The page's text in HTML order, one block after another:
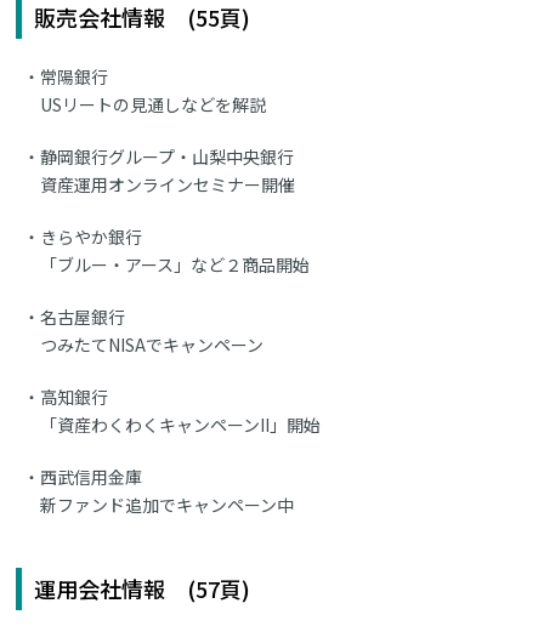
販売会社情報 (55頁)
常陽銀行
USリートの見通しなどを解説
静岡銀行グループ・山梨中央銀行
資産運用オンラインセミナー開催
きらやか銀行
「ブルー・アース」など２商品開始
名古屋銀行
つみたてNISAでキャンペーン
高知銀行
「資産わくわくキャンペーンII」開始
西武信用金庫
新ファンド追加でキャンペーン中
運用会社情報 (57頁)